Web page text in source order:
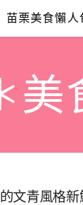
苗栗美食懶人
美
文青風格